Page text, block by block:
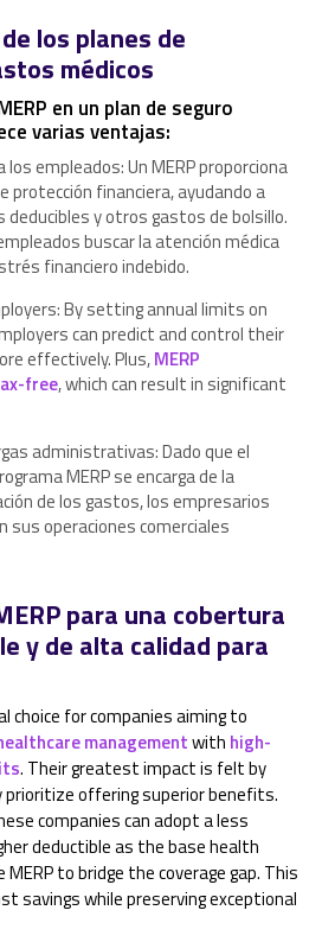
los planes de
médicos
en un plan de seguro
varias ventajas:
empleados: Un MERP proporciona
protección financiera, ayudando a
y otros gastos de bolsillo.
buscar la atención médica
financiero indebido.
By setting annual limits on
can predict and control their
effectively. Plus,MERP
free, which can result in significant
administrativas: Dado que el
MERP se encarga de la
de los gastos, los empresarios
sus operaciones comerciales
para una cobertura
y de alta calidad para
choice for companies aiming to
managementwith high-
. Their greatest impact is felt by
offering superior benefits.
companies can adopt a less
deductible as the base health
to bridge the coverage gap. This
savings while preserving exceptional